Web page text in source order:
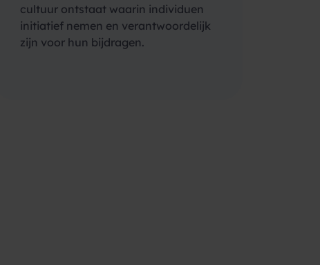
cultuur ontstaat waarin individuen
initiatief nemen en verantwoordelijk
zijn voor hun bijdragen.